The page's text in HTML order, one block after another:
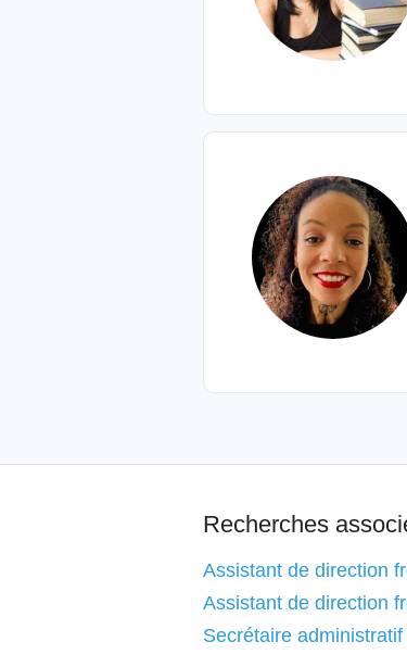
Recherches
Assistant de direction
Assistant de direction
Secrétaire